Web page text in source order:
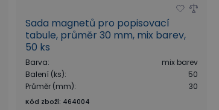
Sada magnetů pro popisovací
tabule, průměr 30 mm, mix barev,
50 ks
Barva:
mix barev
Balení (ks):
50
Průměr (mm): 30
Kód zboží: 464004